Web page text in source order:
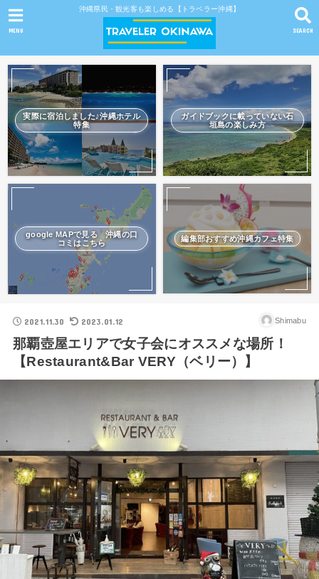
沖縄県民・観光客も楽しめる【トラベラー沖縄】
SEARCH
MENU
実際に宿泊しました♪沖縄ホテル
特集
ガイドブックに載っていない石
垣島の楽しみ方
google MAPで見る 沖縄の口
コミはこちら
編集部おすすめ沖縄カフェ特集
2021.11.30 2023.01.12 Shimabu
那覇壺屋エリアで女子会にオススメな場所！
【Restaurant&Bar VERY（ベリー）】